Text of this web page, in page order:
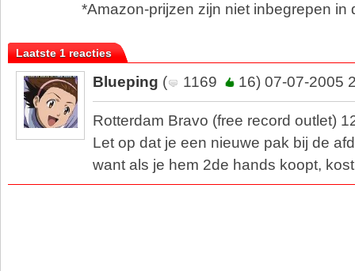
*Amazon-prijzen zijn niet inbegrepen in
Laatste 1 reacties
Blueping ( 1169 16) 07-07-2005
Rotterdam Bravo (free record outlet)
Let op dat je een nieuwe pak bij de
want als je hem 2de hands koopt,